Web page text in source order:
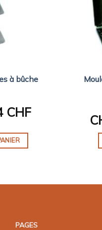
à bûche
CHF
PAGES